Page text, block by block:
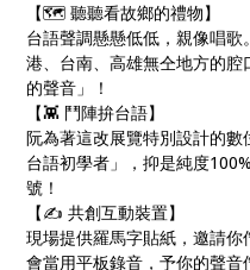
【🗺️ 聽聽看故鄉的禮物】
台語聲調懸懸低低，親像唱
港、台南、高雄無仝地方的
的聲音」！
【👾 鬥陣拚台語】
阮為著這改展覽特別設計的
台語初學者」，抑是純度
號！
【✍️ 共創互動裝置】
現場提供羅馬字貼紙，邀請
會當用平板錄音，予你的聲音